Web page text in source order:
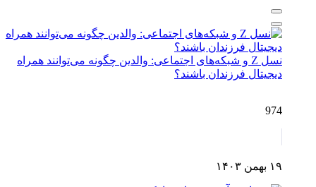
نسل Z و شبکه‌های اجتماعی: والدین چگونه می‌توانند همراه
دیجیتال فرزندان باشند؟
974
۱۹ بهمن ۱۴۰۳